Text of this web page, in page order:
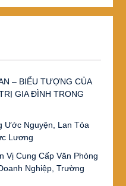
– BIỂU TƯỢNG CỦA
GIA ĐÌNH TRONG
Ước Nguyện, Lan Tỏa
Lương
Cung Cấp Văn Phòng
Nghiệp, Trường